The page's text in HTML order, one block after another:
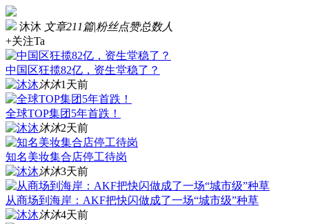
沐沐 文章211篇|粉丝点赞总数人
+关注Ta
中国区狂揽82亿，资生堂稳了？
沐沐1天前
全球TOP集团5年首跌！
沐沐2天前
知名美妆集合店停工待岗
沐沐3天前
从商场到海岸：AKF把快闪做成了一场“城市级”种草
沐沐4天前